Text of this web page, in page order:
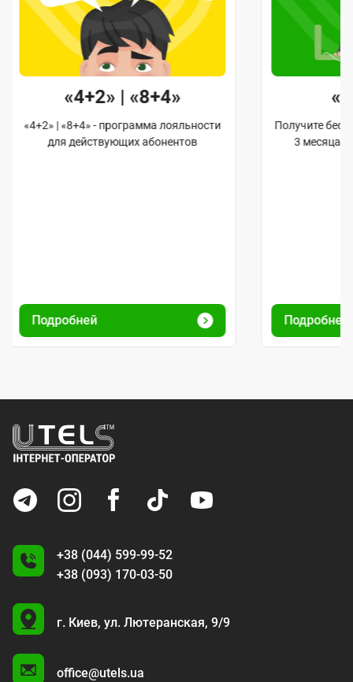
«4+2» | «8+4»
«4+2» | «8+4» - программа лояльности
для действующих абонентов
Подробней
Получите
3 месяца
Подробней
+38 (044) 599-99-52
+38 (093) 170-03-50
U
г. Киев, ул. Лютеранская, 9/9
office@utels.ua